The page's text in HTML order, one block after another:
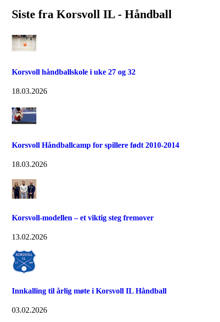
Siste fra Korsvoll IL - Håndball
Korsvoll håndballskole i uke 27 og 32
18.03.2026
Korsvoll Håndballcamp for spillere født 2010-2014
18.03.2026
Korsvoll-modellen – et viktig steg fremover
13.02.2026
Innkalling til årlig møte i Korsvoll IL Håndball
03.02.2026